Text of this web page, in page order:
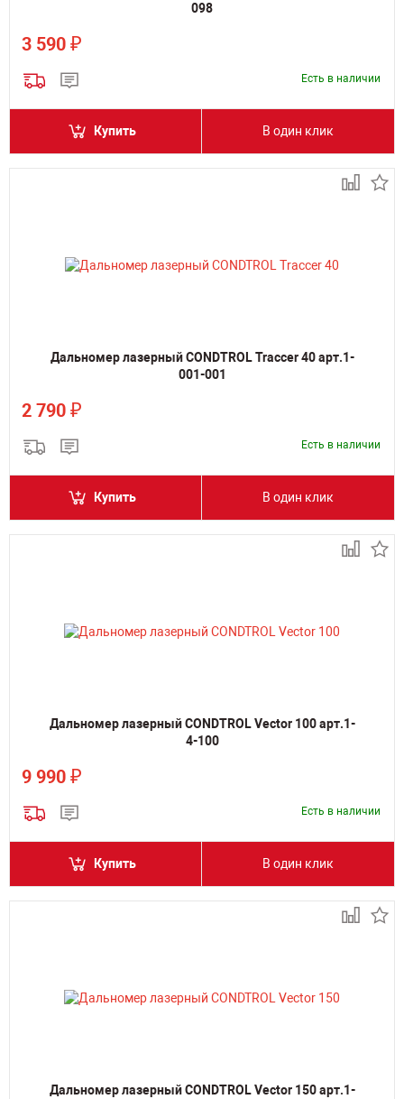
098
3 590 ₽
Есть в наличии
Купить В один клик
Дальномер лазерный CONDTROL Traccer 40 арт.1-
001-001
2 790 ₽
Есть в наличии
Купить В один клик
Дальномер лазерный CONDTROL Vector 100 арт.1-
4-100
9 990 ₽
Есть в наличии
Купить В один клик
Дальномер лазерный CONDTROL Vector 150 арт.1-